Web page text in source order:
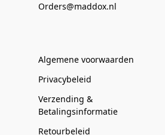
Orders@maddox.nl
Algemene voorwaarden
Privacybeleid
Verzending &
Betalingsinformatie
Retourbeleid